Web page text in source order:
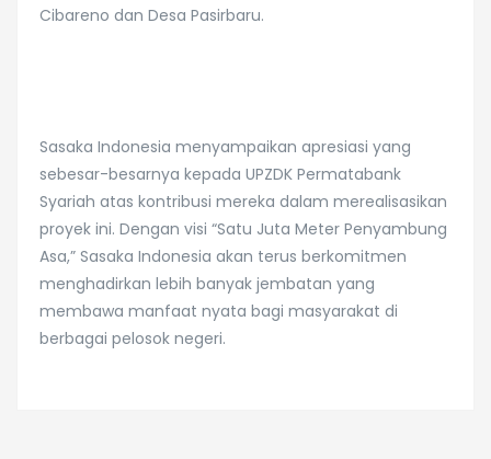
Cibareno dan Desa Pasirbaru.
Sasaka Indonesia menyampaikan apresiasi yang
sebesar-besarnya kepada UPZDK Permatabank
Syariah atas kontribusi mereka dalam merealisasikan
proyek ini. Dengan visi “Satu Juta Meter Penyambung
Asa,” Sasaka Indonesia akan terus berkomitmen
menghadirkan lebih banyak jembatan yang
membawa manfaat nyata bagi masyarakat di
berbagai pelosok negeri.